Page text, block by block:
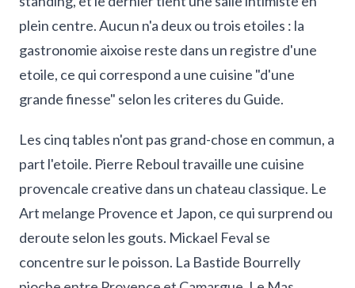
plein centre. Aucun n'a deux ou trois etoiles : la
gastronomie aixoise reste dans un registre d'une
etoile, ce qui correspond a une cuisine "d'une
grande finesse" selon les criteres du Guide.
Les cinq tables n'ont pas grand-chose en commun, a
part l'etoile. Pierre Reboul travaille une cuisine
provencale creative dans un chateau classique. Le
Art melange Provence et Japon, ce qui surprend ou
deroute selon les gouts. Mickael Feval se
concentre sur le poisson. La Bastide Bourrelly